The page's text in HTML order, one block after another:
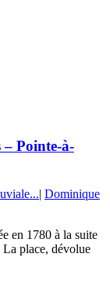
– Pointe-à-
| Dominique
en 1780 à la suite
place, dévolue